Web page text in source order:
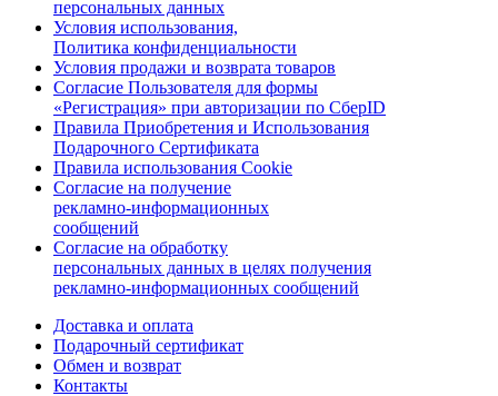
персональных данных
Условия использования,
Политика конфиденциальности
Условия продажи и возврата товаров
Согласие Пользователя для формы
«Регистрация» при авторизации по СберID
Правила Приобретения и Использования
Подарочного Сертификата
Правила использования Cookie
Согласие на получение
рекламно-информационных
сообщений
Согласие на обработку
персональных данных в целях получения
рекламно-информационных сообщений
Доставка и оплата
Подарочный сертификат
Обмен и возврат
Контакты